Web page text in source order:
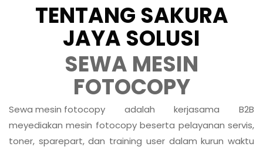
TENTANG SAKURA
JAYA SOLUSI
SEWA MESIN
FOTOCOPY
Sewa mesin fotocopy adalah kerjasama B2B
meyediakan mesin fotocopy beserta pelayanan servis,
toner, sparepart, dan training user dalam kurun waktu